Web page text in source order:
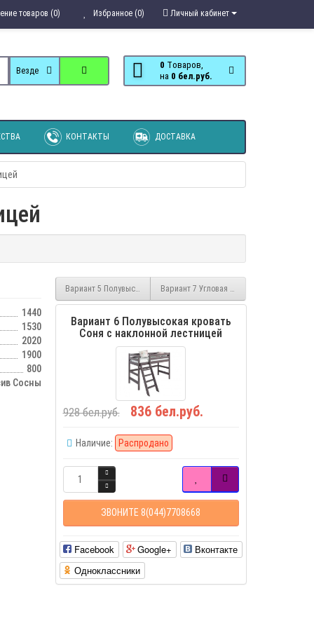
Личный кабинет
Избранное (0)
товаров (0)
0 Tоваров,
на
0 бел.руб.
Везде
КОНТАКТЫ ДОСТАВКА
1440
1530
2020
1900
800
Сосны
Вариант 5 Полувысокая кровать Соня с прямой лестницей
Вариант 7 Угловая кровать Соня с
Вариант 6 Полувысокая кровать
Соня с наклонной лестницей
928 бел.руб. 836 бел.руб.
Наличие: Распродано
ЗВОНИТЕ 8(044)7708668
Facebook Google+
Вконтакте
Одноклассники